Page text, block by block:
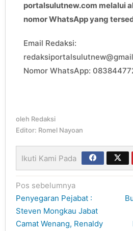
portalsulutnew.com melalui
nomor WhatsApp yang
Email Redaksi:
Nomor WhatsApp:
oleh Redaksi
Editor: Romel Nayoan
Ikuti Kami Pada
Navigasi
pos
Pos sebelumnya
Penyegaran Pejabat :
Steven Mongkau Jabat
Camat Wenang, Renaldy